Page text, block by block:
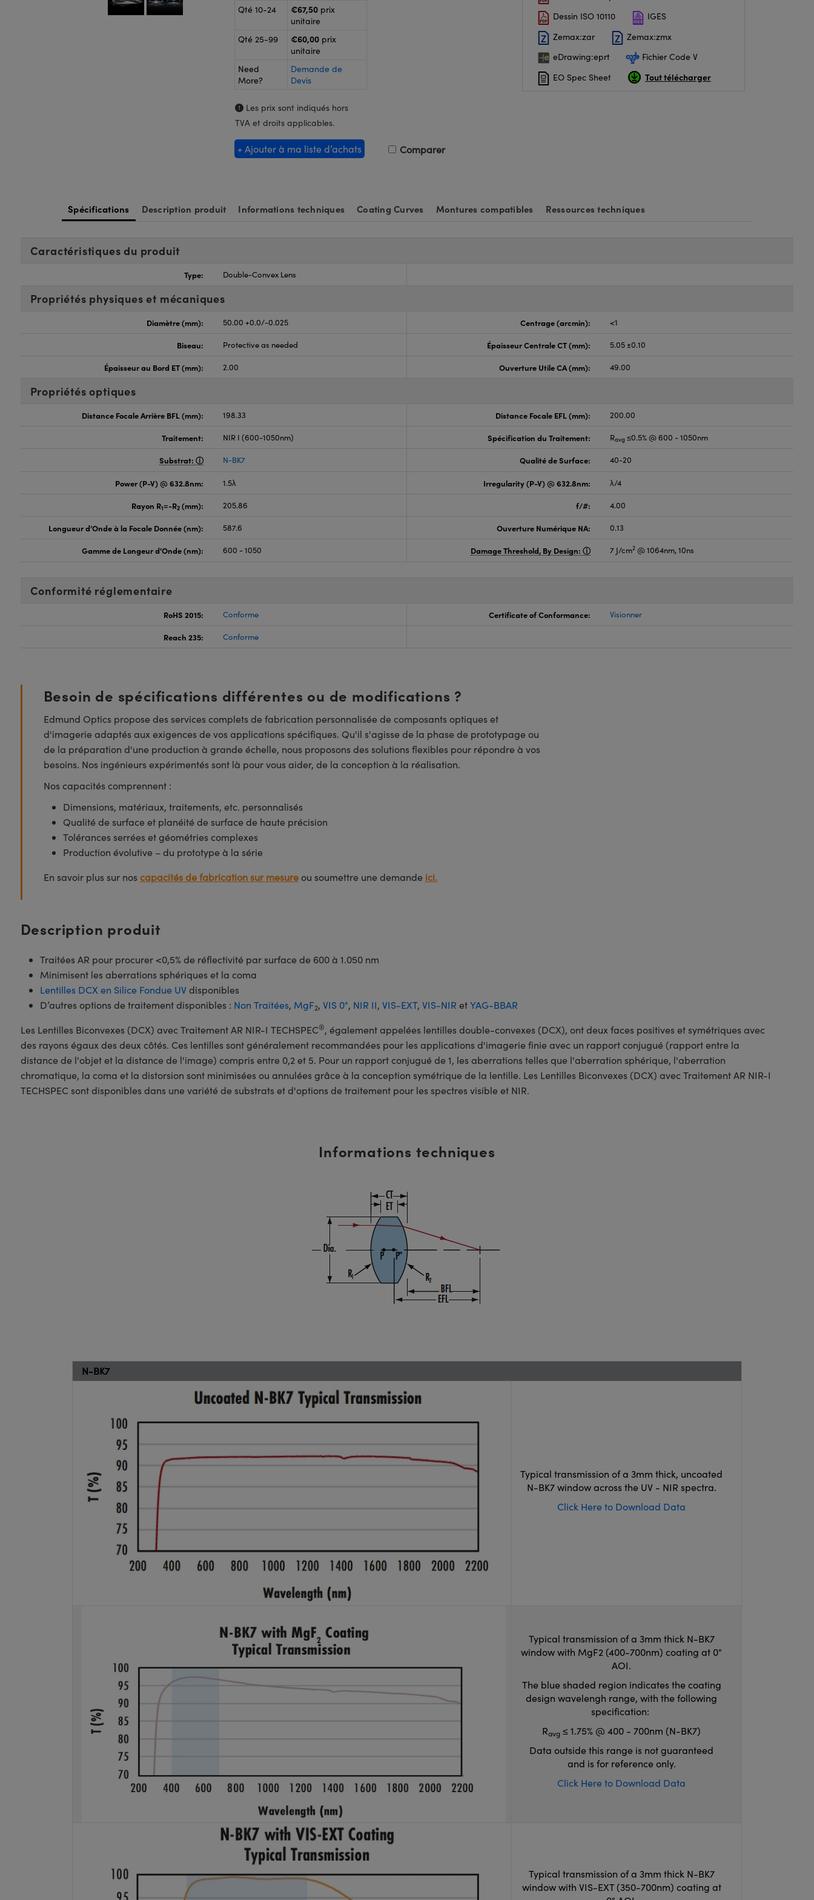
Qté 10-24
€67,50 prix
unitaire
Qté 25-99
€60,00 prix
unitaire
Need
More?
Demande de
Devis
Les prix sont indiqués hors
TVA et droits applicables.
+ Ajouter à ma liste d’achats Comparer
Dessin ISO 10110
IGES
Zemax:zar
Zemax:zmx
eDrawing:eprt
Fichier Code V
EO Spec Sheet
Tout télécharger
Spécifications Description produit Informations techniques Coating Curves Montures compatibles Ressources techniques
Caractéristiques du produit
Type: Double-Convex Lens
Propriétés physiques et mécaniques
Diamètre (mm): 50.00 +0.0/-0.025 Centrage (arcmin): <1
Biseau: Protective as needed Épaisseur Centrale CT (mm): 5.05 ±0.10
Épaisseur au Bord ET (mm): 2.00 Ouverture Utile CA (mm): 49.00
Propriétés optiques
Distance Focale Arrière BFL (mm): 198.33 Distance Focale EFL (mm): 200.00
Traitement: NIR I (600-1050nm) Spécification du Traitement: Ravg ≤0.5% @ 600 - 1050nm
Substrat: N-BK7 Qualité de Surface: 40-20
Power (P-V) @ 632.8nm: 1.5λ Irregularity (P-V) @ 632.8nm: λ/4
Rayon R1=-R2 (mm): 205.86 f/#: 4.00
Longueur d’Onde à la Focale Donnée (nm): 587.6 Ouverture Numérique NA: 0.13
Gamme de Longeur d'Onde (nm): 600 - 1050 Damage Threshold, By Design: 7 J/cm2 @ 1064nm, 10ns
Conformité réglementaire
RoHS 2015: Conforme Certificate of Conformance: Visionner
Reach 235: Conforme
Besoin de spécifications différentes ou de modifications ?
Edmund Optics propose des services complets de fabrication personnalisée de composants optiques et
d'imagerie adaptés aux exigences de vos applications spécifiques. Qu'il s'agisse de la phase de prototypage ou
de la préparation d'une production à grande échelle, nous proposons des solutions flexibles pour répondre à vos
besoins. Nos ingénieurs expérimentés sont là pour vous aider, de la conception à la réalisation.
Nos capacités comprennent :
Dimensions, matériaux, traitements, etc. personnalisés
Qualité de surface et planéité de surface de haute précision
Tolérances serrées et géométries complexes
Production évolutive – du prototype à la série
En savoir plus sur nos capacités de fabrication sur mesureou soumettre une demande ici.
Description produit
Traitées AR pour procurer <0,5% de réflectivité par surface de 600 à 1.050 nm
Minimisent les aberrations sphériques et la coma
Lentilles DCX en Silice Fondue UVdisponibles
D’autres options de traitement disponibles : Non Traitées, MgF2, VIS 0°, NIR II, VIS-EXT, VIS-NIR etYAG-BBAR
Les Lentilles Biconvexes (DCX) avec Traitement AR NIR-I TECHSPEC®, également appelées lentilles double-convexes (DCX), ont deux faces positives et symétriques avec
des rayons égaux des deux côtés. Ces lentilles sont généralement recommandées pour les applications d'imagerie finie avec un rapport conjugué (rapport entre la
distance de l'objet et la distance de l'image) compris entre 0,2 et 5. Pour un rapport conjugué de 1, les aberrations telles que l'aberration sphérique, l'aberration
chromatique, la coma et la distorsion sont minimisées ou annulées grâce à la conception symétrique de la lentille. Les Lentilles Biconvexes (DCX) avec Traitement AR NIR-I
TECHSPEC sont disponibles dans une variété de substrats et d'options de traitement pour les spectres visible et NIR.
Informations techniques
N-BK7
Typical transmission of a 3mm thick, uncoated
N-BK7 window across the UV - NIR spectra.
Click Here to Download Data
Typical transmission of a 3mm thick N-BK7
window with MgF2 (400-700nm) coating at 0°
AOI.
The blue shaded region indicates the coating
design wavelengh range, with the following
specification:
Ravg ≤ 1.75% @ 400 - 700nm (N-BK7)
Data outside this range is not guaranteed
and is for reference only.
Click Here to Download Data
Typical transmission of a 3mm thick N-BK7
window with VIS-EXT (350-700nm) coating at